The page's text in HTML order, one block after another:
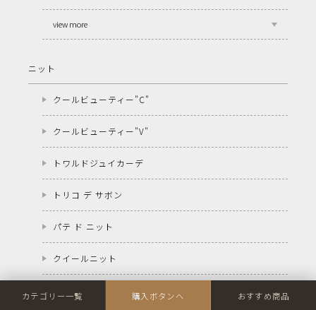
view more
ニット
クールビューティー"C"
クールビューティー"V"
トワルドジュイカーデ
トリコ デ サボン
パテ ド ニット
クイールニット
カテゴリー一覧 購入ボタンへ おすすめ商品